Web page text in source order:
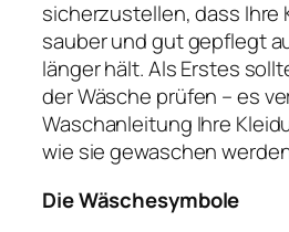
sicherzustellen, dass Ihre
sauber und gut gepflegt
länger hält. Als Erstes
der Wäsche prüfen – es
Waschanleitung Ihre
wie sie gewaschen
Die Wäschesymbole